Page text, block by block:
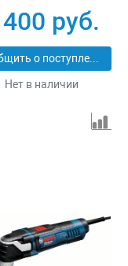
руб.
Сообщить о поступлении
Нет в наличии